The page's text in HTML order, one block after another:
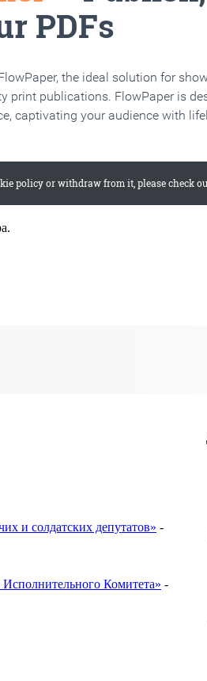
и солдатских депутатов» -
Комитета» -